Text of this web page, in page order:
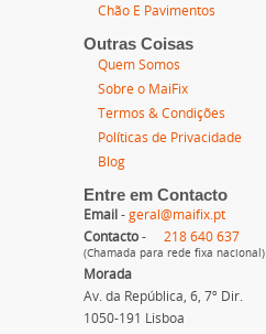
Chão E Pavimentos
Outras Coisas
Quem Somos
Sobre o MaiFix
Termos & Condições
Políticas de Privacidade
Blog
Entre em Contacto
Email - geral@maifix.pt
Contacto - 218 640 637
(Chamada para rede fixa nacional)
Morada
Av. da República, 6, 7º Dir.
1050-191 Lisboa